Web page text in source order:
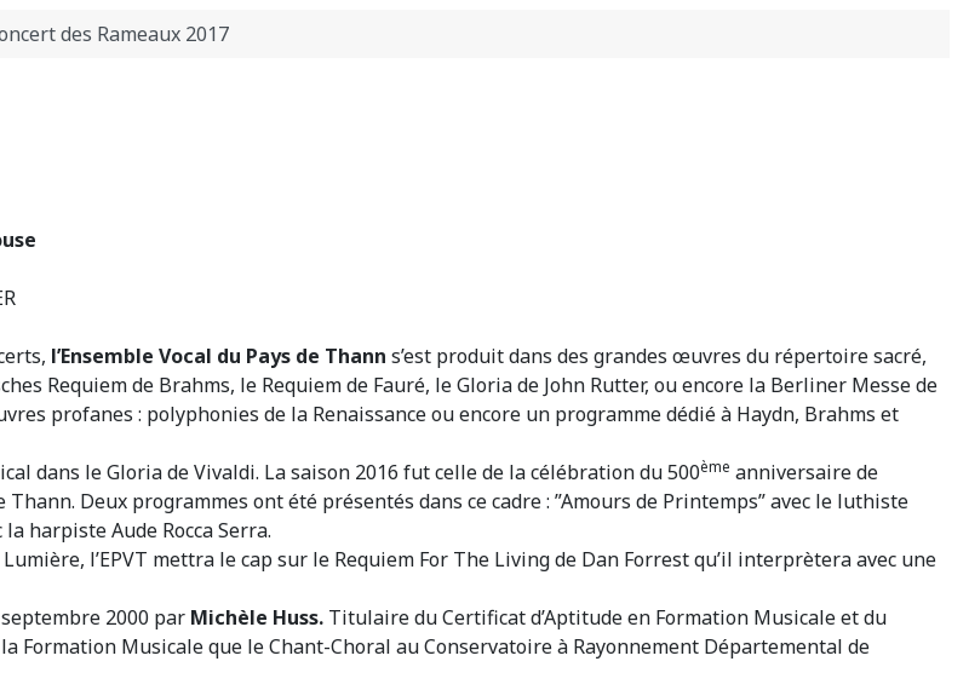
des Rameaux 2017
l’Ensemble Vocal du Pays de Thann s’est produit dans des grandes œuvres du répertoire sacré,
Requiem de Brahms, le Requiem de Fauré, le Gloria de John Rutter, ou encore la Berliner Messe de
profanes : polyphonies de la Renaissance ou encore un programme dédié à Haydn, Brahms et
dans le Gloria de Vivaldi. La saison 2016 fut celle de la célébration du 500ème anniversaire de
Thann. Deux programmes ont été présentés dans ce cadre : ”Amours de Printemps” avec le luthiste
harpiste Aude Rocca Serra.
l’EPVT mettra le cap sur le Requiem For The Living de Dan Forrest qu’il interprètera avec une
2000 par Michèle Huss. Titulaire du Certificat d’Aptitude en Formation Musicale et du
Formation Musicale que le Chant-Choral au Conservatoire à Rayonnement Départemental de